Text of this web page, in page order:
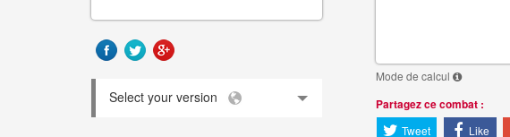
Select your version
Mode de calcul
Partagez ce combat :
Tweet Like